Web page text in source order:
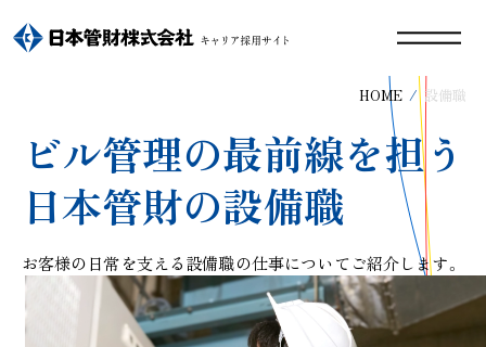
HOME 設備職
ビル管理の最前線を担う
日本管財の設備職
お客様の日常を支える設備職の仕事についてご紹介します。